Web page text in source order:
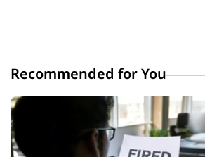
Recommended for You